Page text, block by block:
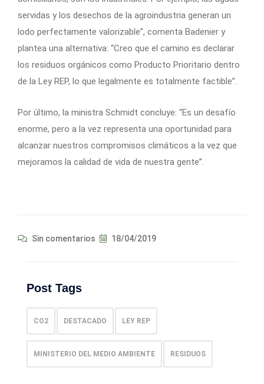
servidas y los desechos de la agroindustria generan un
lodo perfectamente valorizable”, comenta Badenier y
plantea una alternativa: “Creo que el camino es declarar
los residuos orgánicos como Producto Prioritario dentro
de la Ley REP, lo que legalmente es totalmente factible”.
Por último, la ministra Schmidt concluye: “Es un desafío
enorme, pero a la vez representa una oportunidad para
alcanzar nuestros compromisos climáticos a la vez que
mejoramos la calidad de vida de nuestra gente”.
Sin comentarios 18/04/2019
Post Tags
CO2 DESTACADO LEY REP
MINISTERIO DEL MEDIO AMBIENTE RESIDUOS